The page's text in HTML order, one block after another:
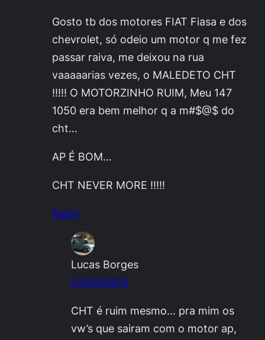
Gosto tb dos motores FIAT Fiasa e dos
chevrolet, só odeio um motor q me fez
passar raiva, me deixou na rua
vaaaaarias vezes, o MALEDETO CHT
!!!!! O MOTORZINHO RUIM, Meu 147
1050 era bem melhor q a m#$@$ do
cht…
AP É BOM…
CHT NEVER MORE !!!!!
Reply
Lucas Borges
03/20/2013
CHT é ruim mesmo… pra mim os
vw’s que sairam com o motor ap,